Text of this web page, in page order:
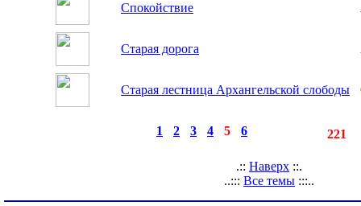
Спокойствие
Старая дорога
Старая лестница Архангельской слободы
1 2 3 4 5 6 221
.:: Наверх ::.
..::: Все темы :::..